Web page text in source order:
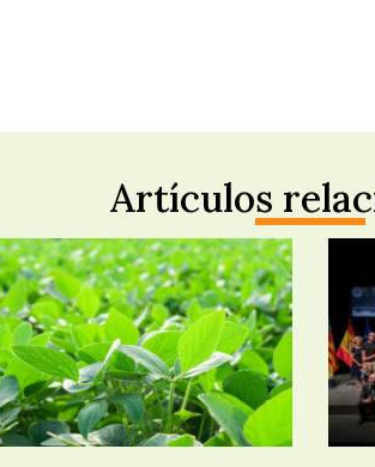
Artículos